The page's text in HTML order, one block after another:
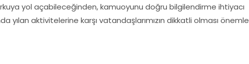
yol açabileceğinden, kamuoyunu doğru bilgilendirme ihtiyacı
yılan aktivitelerine karşı vatandaşlarımızın dikkatli olması önemle